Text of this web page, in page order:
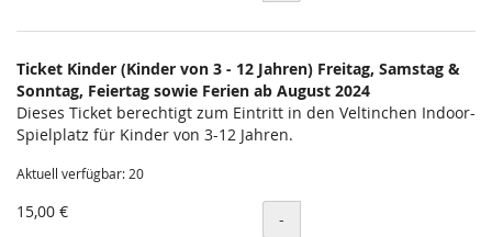
Ticket Kinder (Kinder von 3 - 12 Jahren) Freitag, Samstag &
Sonntag, Feiertag sowie Ferien ab August 2024
Dieses Ticket berechtigt zum Eintritt in den Veltinchen Indoor-
Spielplatz für Kinder von 3-12 Jahren.
Aktuell verfügbar: 20
15,00 € Menge
-